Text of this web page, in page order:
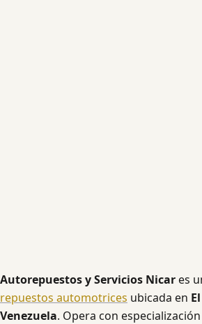
Autorepuestos y Servicios Nicares
repuestos automotrices ubicada en
Venezuela. Opera con